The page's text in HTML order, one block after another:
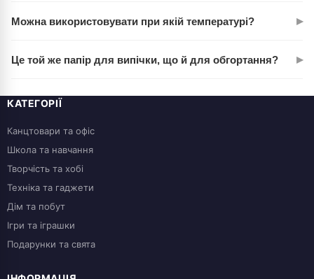
обробляють так, щоб нічого не прилипало. Це основна його
Можна використовувати при якій температурі? ▸
домашніх рецептів цього достатньо. При вищих
Це той же папір для випічки, що й для обгортання? ▸
запіканок, також підходить для обгортання сирів, ковбас чи
КАТЕГОРІЇ
Канцтовари та офіс
Школа та навчання
Творчість та хобі
Техніка та гаджети
Дім та побут
Ігри та іграшки
Подарунки та свята